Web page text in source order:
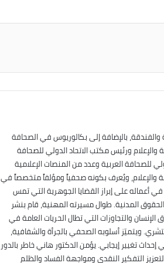
بالإضافة إلى بكالوريوس في الصحافة
ورئيس مكتب الاتحاد الدولي للصحافة
للصحافة العربية وعدد من المنصات الإعلامية
والإعلام، ويُعرف بكونه صحفياً ومؤلفاً متخصصاً في
أعماله على إبراز القضايا الجوهرية التي تمس
المدنية. طوال مسيرته المهنية، قام بنشر
والتجاوزات التي تطال الحريات العامة في
ويتميّز أسلوبه الصحفي بالجرأة والشفافية،
تغيير إيجابي. يؤمن الدكتور هاني خاطر بالدور
التفكير النقدي ومواجهة الفساد والظلم